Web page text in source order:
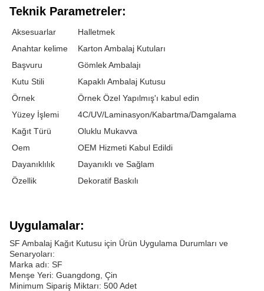
Teknik Parametreler:
Aksesuarlar
Halletmek
Anahtar kelime
Karton Ambalaj Kutuları
Başvuru
Gömlek Ambalajı
Kutu Stili
Kapaklı Ambalaj Kutusu
Örnek
Örnek Özel Yapılmış'ı kabul edin
Yüzey İşlemi
4C/UV/Laminasyon/Kabartma/Damgalama
Kağıt Türü
Oluklu Mukavva
Oem
OEM Hizmeti Kabul Edildi
Dayanıklılık
Dayanıklı ve Sağlam
Özellik
Dekoratif Baskılı
Uygulamalar:
SF Ambalaj Kağıt Kutusu için Ürün Uygulama Durumları ve
Senaryoları:
Marka adı: SF
Menşe Yeri: Guangdong, Çin
Minimum Sipariş Miktarı: 500 Adet